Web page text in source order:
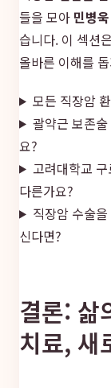
들을 모아 민병욱
습니다. 이 섹션
올바른 이해를
모든 직장암
괄약근 보존
요?
고려대학교
다른가요?
직장암 수술
신다면?
결론: 삶
치료, 새